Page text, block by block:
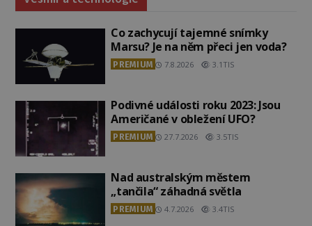
Co zachycují tajemné snímky
Marsu? Je na něm přeci jen voda?
PREMIUM 7.8.2026 3.1TIS
Podivné události roku 2023: Jsou
Američané v obležení UFO?
PREMIUM 27.7.2026 3.5TIS
Nad australským městem
„tančila“ záhadná světla
PREMIUM 4.7.2026 3.4TIS